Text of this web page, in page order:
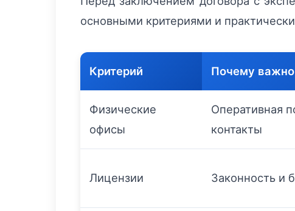
основными критериями и
Критерий Почему важно
Физические
офисы
Оперативная
контакты
Лицензии Законность и